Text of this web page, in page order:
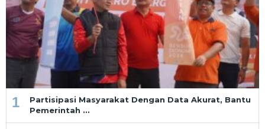
1
Partisipasi Masyarakat Dengan Data Akurat, Bantu
Pemerintah …